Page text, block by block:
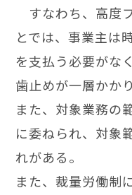
すなわち、高度
とでは、事業主は
を支払う必要がな
歯止めが一層かか
また、対象業務の
に委ねられ、対象
れがある。
ま た、裁量労働制